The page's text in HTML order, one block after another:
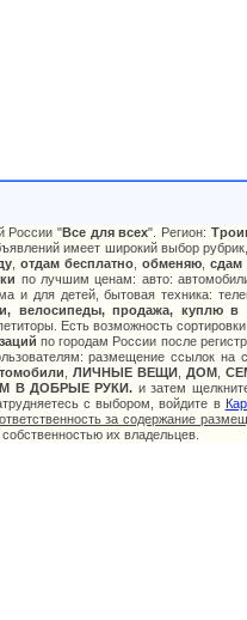
России "Все для всех". Регион:
имеет широкий выбор
отдам бесплатно обменяю сдам
по лучшим ценам: авто:
и для детей, бытовая техника:
велосипеды, продажа, куплю в
Есть возможность
по городам России после
размещение ссылок
,ЛИЧНЫЕ ВЕЩИ, ДОМ,
В ДОБРЫЕ РУКИ. и затем
с выбором, войдите в
за содержание
их владельцев.